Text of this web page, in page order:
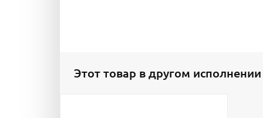
Этот товар в другом исполнении